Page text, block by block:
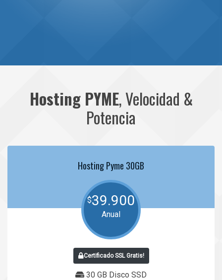
Hosting PYME, Velocidad &
Potencia
Hosting Pyme 30GB
$39.900
Anual
Certificado SSL Gratis!
30 GB Disco SSD